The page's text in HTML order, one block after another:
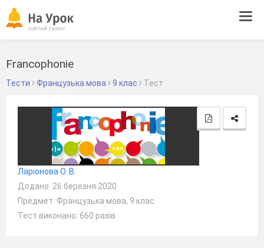
Francophonie
Тести Французька мова 9 клас Тест
Ларіонова О. В.
Додано: 26 березня 2020
Предмет: Французька мова, 9 клас
Тест виконано: 660 разів